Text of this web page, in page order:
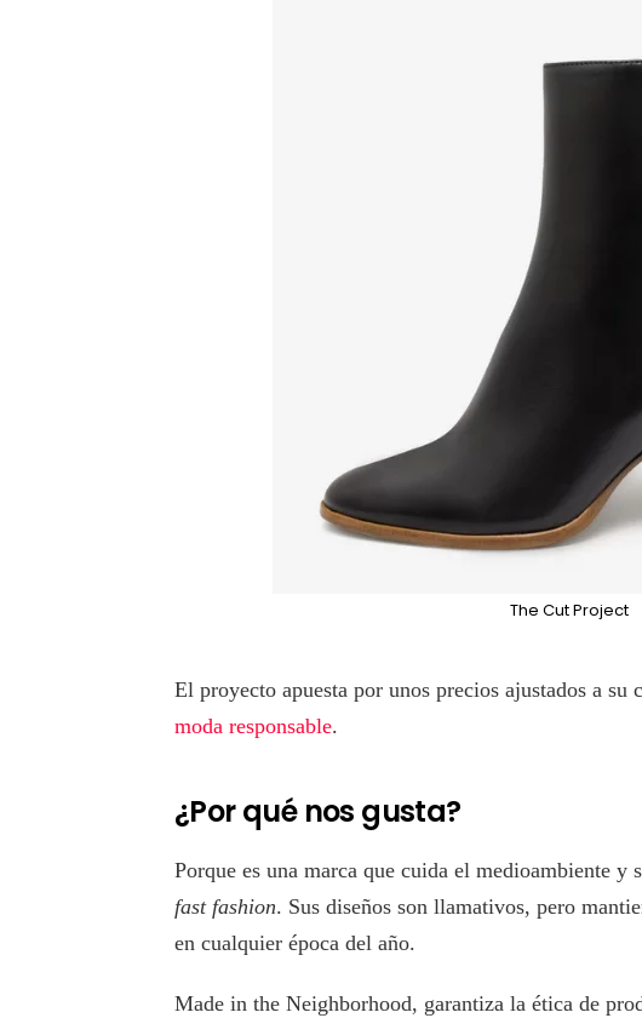
The Cut Project
El proyecto apuesta por unos precios ajustados a
moda responsable.
¿Por qué nos gusta?
Porque es una marca que cuida el medioambiente y
fast fashion. Sus diseños son llamativos, pero
en cualquier época del año.
Made in the Neighborhood, garantiza la ética de